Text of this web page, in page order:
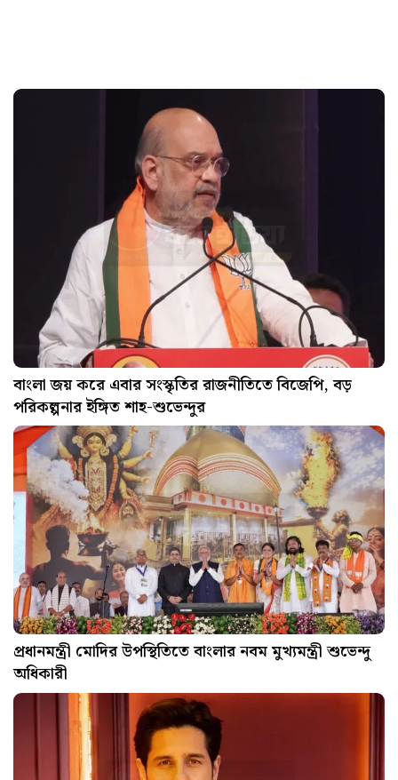
বাংলা জয় করে এবার সংস্কৃতির রাজনীতিতে বিজেপি, বড়
পরিকল্পনার ইঙ্গিত শাহ-শুভেন্দুর
প্রধানমন্ত্রী মোদির উপস্থিতিতে বাংলার নবম মুখ্যমন্ত্রী শুভেন্দু
অধিকারী